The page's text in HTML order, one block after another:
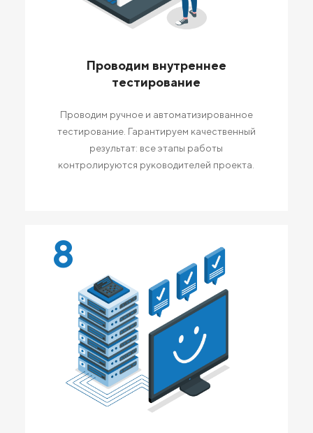
Проводим внутреннее
тестирование
Проводим ручное и автоматизированное
тестирование. Гарантируем качественный
результат: все этапы работы
контролируются руководителей проекта.
8